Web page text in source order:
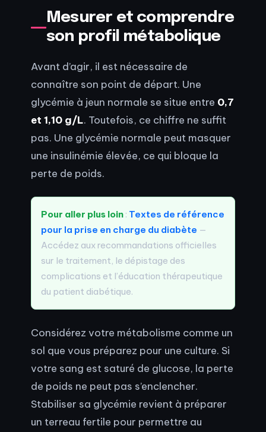
Mesurer et comprendre
son profil métabolique
Avant d’agir, il est nécessaire de
connaître son point de départ. Une
glycémie à jeun normale se situe entre 0,7
et 1,10 g/L. Toutefois, ce chiffre ne suffit
pas. Une glycémie normale peut masquer
une insulinémie élevée, ce qui bloque la
perte de poids.
Pour aller plus loin : Textes de référence
pour la prise en charge du diabète —
Accédez aux recommandations officielles
sur le traitement, le dépistage des
complications et l’éducation thérapeutique
du patient diabétique.
Considérez votre métabolisme comme un
sol que vous préparez pour une culture. Si
votre sang est saturé de glucose, la perte
de poids ne peut pas s’enclencher.
Stabiliser sa glycémie revient à préparer
un terreau fertile pour permettre au